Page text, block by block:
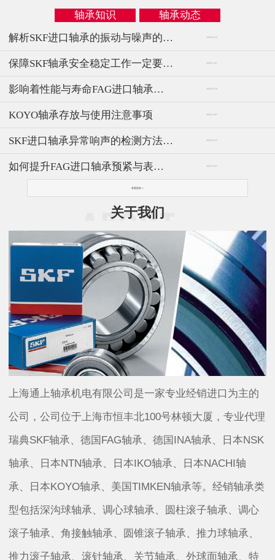
轴承知识
轴承动态
解析SKF进口轴承的振动与噪声的问题
2026-05-16
保障SKF轴承安全稳定工作一定要注意这些方面 2020-11-07
影响着性能与寿命FAG进口轴承的安装方法 2026-05-16
KOYO轴承存放与使用注意事项 2020-11-07
SKF进口轴承异常响声的检测方法与仪器 2024-03-15
如何提升FAG进口轴承预紧与表面的相配要求 2020-11-07
查看更多>>
关于我们
上海通上轴承机电有限公司是一家专业经销进口为主的
公司，公司位于上海市恒丰北100号林顿大厦，专业代理
瑞典SKF轴承、德国FAG轴承、德国INA轴承、日本NSK
轴承、日本NTN轴承、日本IKO轴承、日本NACHI轴
承、日本KOYO轴承、美国TIMKEN轴承等。经销轴承类
型包括深沟球轴承、调心球轴承、圆柱滚子轴承、调心
滚子轴承、角接触轴承、圆锥滚子轴承、推力球轴承、
推力滚子轴承、滚针轴承、关节轴承、外球面轴承、特